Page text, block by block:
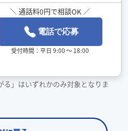
＼ 通話料0円で相談OK ／
電話で応募
受付時間：平日 9:00 ～ 18:00
」はいずれかのみ対象となりま